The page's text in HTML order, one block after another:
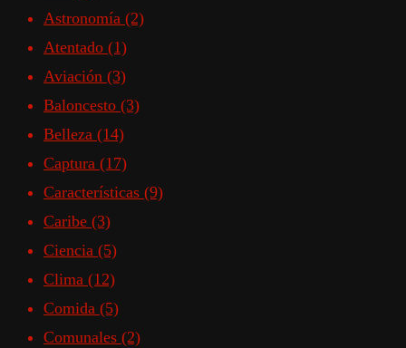
Astronomía (2)
Atentado (1)
Aviación (3)
Baloncesto (3)
Belleza (14)
Captura (17)
Características (9)
Caribe (3)
Ciencia (5)
Clima (12)
Comida (5)
Comunales (2)